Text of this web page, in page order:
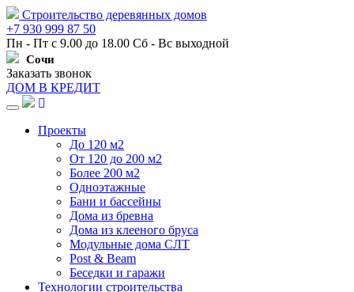
Строительство деревянных домов
+7 930 999 87 50
Пн - Пт с 9.00 до 18.00 Сб - Вс выходной
Сочи
Заказать звонок
ДОМ В КРЕДИТ
Навигация
Проекты
До 120 м2
От 120 до 200 м2
Более 200 м2
Одноэтажные
Бани и бассейны
Дома из бревна
Дома из клееного бруса
Модульные дома СЛТ
Post & Beam
Беседки и гаражи
Технологии строительства